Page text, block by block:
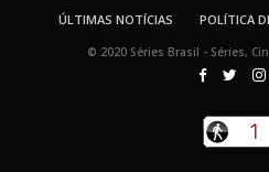
ÚLTIMAS NOTÍCIAS POLÍTICA
© 2020 Séries Brasil - Séries,